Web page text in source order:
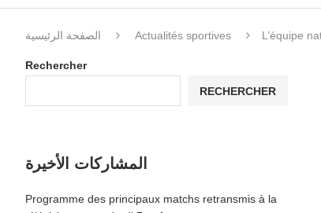
الصفحة الرئيسية Actualités sportives L’équipe
Rechercher
RECHERCHER
المشاركات الأخيرة
Programme des principaux matchs retransmis à la